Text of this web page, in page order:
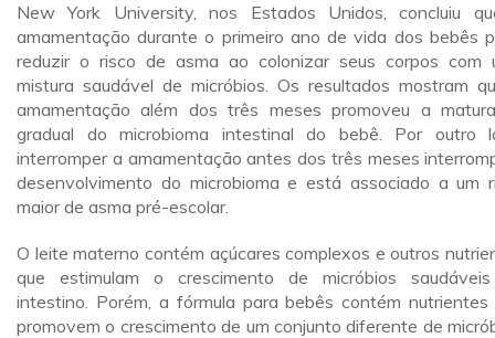
New York University, nos Estados Unidos, concluiu
amamentação durante o primeiro ano de vida dos bebês
reduzir o risco de asma ao colonizar seus corpos com
mistura saudável de micróbios. Os resultados mostram
amamentação além dos três meses promoveu a
gradual do microbioma intestinal do bebê. Por outro
interromper a amamentação antes dos três meses
desenvolvimento do microbioma e está associado a um
maior de asma pré-escolar.
O leite materno contém açúcares complexos e outros
que estimulam o crescimento de micróbios
intestino. Porém, a fórmula para bebês contém nutrientes
promovem o crescimento de um conjunto diferente de